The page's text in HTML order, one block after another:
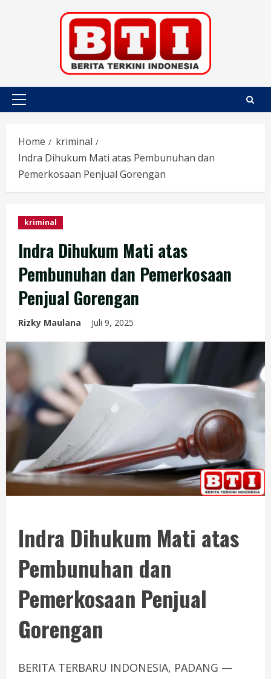
Primary
Home
kriminal
Indra Dihukum Mati atas Pembunuhan dan
Pemerkosaan Penjual Gorengan
kriminal
Indra Dihukum Mati atas
Pembunuhan dan Pemerkosaan
Penjual Gorengan
Rizky Maulana Juli 9, 2025
Indra Dihukum Mati atas
Pembunuhan dan
Pemerkosaan Penjual
Gorengan
BERITA TERBARU INDONESIA, PADANG —